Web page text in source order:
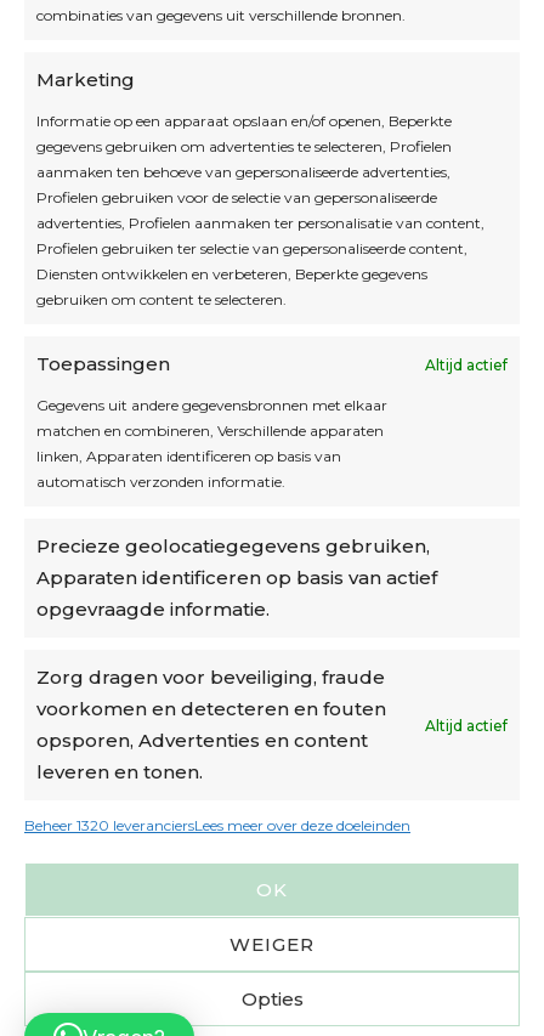
combinaties van gegevens uit verschillende bronnen.
Marketing
Informatie op een apparaat opslaan en/of openen, Beperkte
gegevens gebruiken om advertenties te selecteren, Profielen
aanmaken ten behoeve van gepersonaliseerde advertenties,
Profielen gebruiken voor de selectie van gepersonaliseerde
advertenties, Profielen aanmaken ter personalisatie van content,
Profielen gebruiken ter selectie van gepersonaliseerde content,
Diensten ontwikkelen en verbeteren, Beperkte gegevens
gebruiken om content te selecteren.
Toepassingen Altijd actief
Gegevens uit andere gegevensbronnen met elkaar
matchen en combineren, Verschillende apparaten
linken, Apparaten identificeren op basis van
automatisch verzonden informatie.
Precieze geolocatiegegevens gebruiken,
Apparaten identificeren op basis van actief
opgevraagde informatie.
Zorg dragen voor beveiliging, fraude
voorkomen en detecteren en fouten
opsporen, Advertenties en content
leveren en tonen.
Altijd actief
Beheer 1320 leveranciersLees meer over deze doeleinden
OK
WEIGER
Opties
Blijf op de hoogte
Interesse in leuke kadotips of toffe acties?
Laat dan hier je mailadres achter.
Algemene voorwaarden
Cookiebeleid
Accountinstellingen
Verzending
€6,50-€7,50 via Bpost